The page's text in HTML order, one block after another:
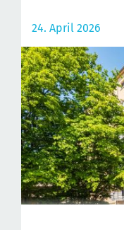
24. April 2026